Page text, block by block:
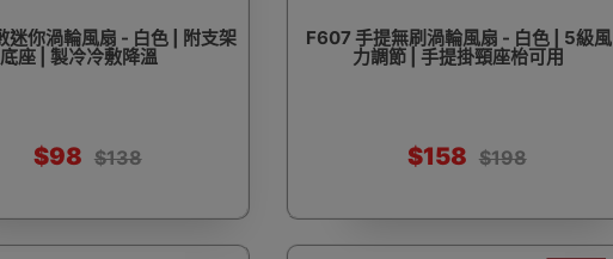
迷你渦輪風扇 - 白色 | 附支架
底座 | 製冷冷敷降溫
$98 $138
F607 手提無刷渦輪風扇 - 白色 | 5級風
力調節 | 手提掛頸座枱可用
$158 $198